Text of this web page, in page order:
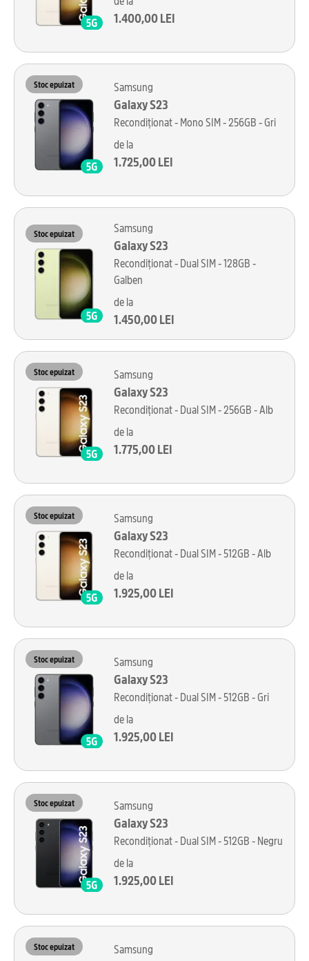
1.400,00 LEI
Stoc epuizat Samsung
Galaxy S23
Recondiționat - Mono SIM - 256GB - Gri
de la
1.725,00 LEI
Stoc epuizat Samsung
Galaxy S23
Recondiționat - Dual SIM - 128GB -
Galben
de la
1.450,00 LEI
Stoc epuizat Samsung
Galaxy S23
Recondiționat - Dual SIM - 256GB - Alb
de la
1.775,00 LEI
Stoc epuizat Samsung
Galaxy S23
Recondiționat - Dual SIM - 512GB - Alb
de la
1.925,00 LEI
Stoc epuizat Samsung
Galaxy S23
Recondiționat - Dual SIM - 512GB - Gri
de la
1.925,00 LEI
Stoc epuizat Samsung
Galaxy S23
Recondiționat - Dual SIM - 512GB - Negru
de la
1.925,00 LEI
Stoc epuizat Samsung